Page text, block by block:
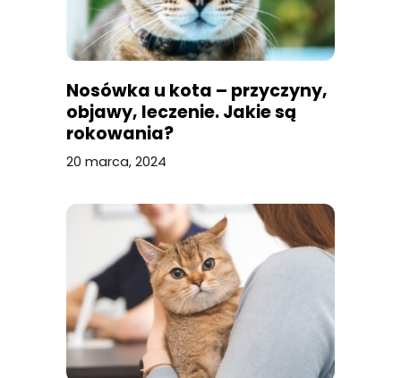
Nosówka u kota – przyczyny,
objawy, leczenie. Jakie są
rokowania?
20 marca, 2024